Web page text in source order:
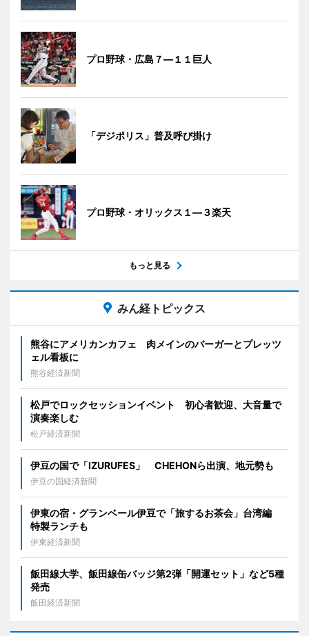
プロ野球・広島７―１１巨人
「デジポリス」普及呼び掛け
プロ野球・オリックス１―３楽天
もっと見る
みん経トピックス
熊谷にアメリカンカフェ 肉メインのバーガーとプレッツ
ェル看板に
熊谷経済新聞
松戸でロックセッションイベント 初心者歓迎、大音量で
演奏楽しむ
松戸経済新聞
伊豆の国で「IZURUFES」 CHEHONら出演、地元勢も
伊豆の国経済新聞
伊東の宿・グランベール伊豆で「旅するお茶会」台湾編
特製ランチも
伊東経済新聞
飯田線大学、飯田線缶バッジ第2弾「開運セット」など5種
発売
飯田経済新聞